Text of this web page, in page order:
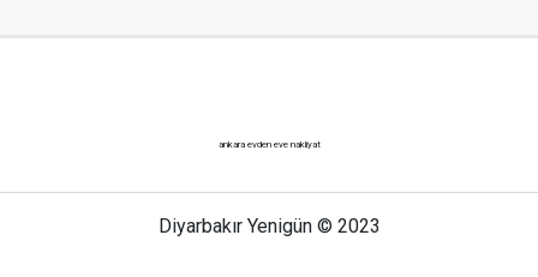
ankara evden eve nakliyat
Diyarbakır Yenigün © 2023